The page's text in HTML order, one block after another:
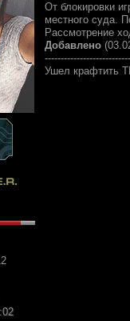
От блокировки
местного суда.
Рассмотрение
Добавлено
Ушел крафтить